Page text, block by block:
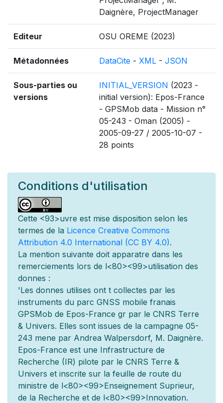
Daignère, ProjectManager
Editeur OSU OREME (2023)
Métadonnées DataCite - XML - JSON
Sous-parties ou
versions
INITIAL_VERSION (2023 -
initial version): Epos-France
- GPSMob data - Mission n°
05-243 - Oman (2005) -
2005-09-27 / 2005-10-07 -
28 points
Conditions d'utilisation
Cette <93>uvre est mise disposition selon les
termes de la Licence Creative Commons
Attribution 4.0 International (CC BY 4.0).
La mention suivante doit apparatre dans les
remerciements lors de l<80><99>utilisation des
donnes :
'Les donnes utilises ont t collectes par les
instruments du parc GNSS mobile franais
GPSMob de Epos-France gr par le CNRS Terre
& Univers. Elles sont issues de la campagne 05-
243 mene par Andrea Walpersdorf, M. Daignère.
Epos-France est une Infrastructure de
Recherche (IR) pilote par le CNRS Terre &
Univers et inscrite sur la feuille de route du
ministre de l<80><99>Enseignement Suprieur,
de la Recherche et de l<80><99>Innovation.